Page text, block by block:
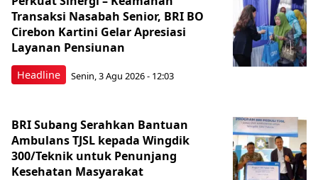
Headline
Transaksi Nasabah Senior, BRI BO
Cirebon Kartini Gelar Apresiasi
Layanan Pensiunan
Senin, 3 Agu 2026 - 12:03
BRI Subang Serahkan Bantuan
Ambulans TJSL kepada Wingdik
300/Teknik untuk Penunjang
Kesehatan Masyarakat ​